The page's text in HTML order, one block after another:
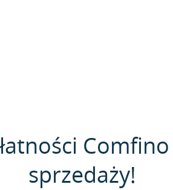
sprzedaży!